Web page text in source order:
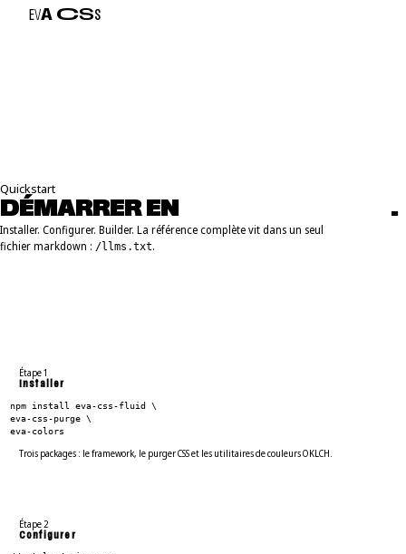
EVA CSS
Quickstart
DÉMARRER EN .
Installer. Configurer. Builder. La référence complète vit dans un seul
fichier markdown : /llms.txt.
Étape 1
Installer
npm install eva-css-fluid \
eva-css-purge \
eva-colors
Trois packages : le framework, le purger CSS et les utilitaires de couleurs OKLCH.
Étape 2
Configurer